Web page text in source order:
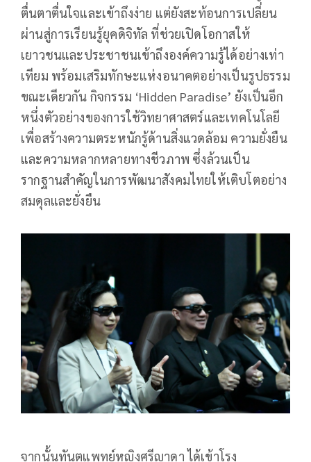
ตื่นตาตื่นใจและเข้าถึงง่าย แต่ยังสะท้อนการเปลี่ยน
ผ่านสู่การเรียนรู้ยุคดิจิทัล ที่ช่วยเปิดโอกาสให้
เยาวชนและประชาชนเข้าถึงองค์ความรู้ได้อย่างเท่า
เทียม พร้อมเสริมทักษะแห่งอนาคตอย่างเป็นรูปธรรม
ขณะเดียวกัน กิจกรรม ‘Hidden Paradise’ ยังเป็นอีก
หนึ่งตัวอย่างของการใช้วิทยาศาสตร์และเทคโนโลยี
เพื่อสร้างความตระหนักรู้ด้านสิ่งแวดล้อม ความยั่งยืน
และความหลากหลายทางชีวภาพ ซึ่งล้วนเป็น
รากฐานสำคัญในการพัฒนาสังคมไทยให้เติบโตอย่าง
สมดุลและยั่งยืน
จากนั้นทันตแพทย์หญิงศรีญาดา ได้เข้าโรง